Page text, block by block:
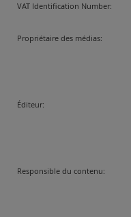
VAT Identification Number:
Propriétaire des médias:
Éditeur:
Responsible du contenu: